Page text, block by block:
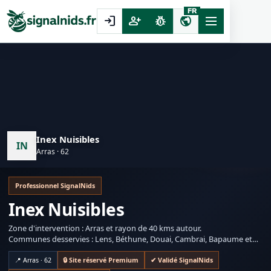
login person_add pest_control public
FR
IN
Inex Nuisibles
Arras · 62
Professionnel SignalNids
Inex Nuisibles
Zone d'intervention : Arras et rayon de 40 kms autour.
Communes desservies : Lens, Béthune, Douai, Cambrai, Bapaume et
toutes les communes intermédiaires.
📍 Arras · 62 🔒 Site réservé Premium ✔ Validé SignalNids